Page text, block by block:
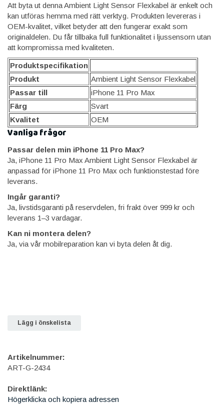
Att byta ut denna Ambient Light Sensor Flexkabel är enkelt och
kan utföras hemma med rätt verktyg. Produkten levereras i
OEM-kvalitet, vilket betyder att den fungerar exakt som
originaldelen. Du får tillbaka full funktionalitet i ljussensorn utan
att kompromissa med kvaliteten.
Produktspecifikation
Produkt
Ambient Light Sensor Flexkabel
Passar till
iPhone 11 Pro Max
Färg
Svart
Kvalitet
OEM
Vanliga frågor
Passar delen min iPhone 11 Pro Max?
Ja, iPhone 11 Pro Max Ambient Light Sensor Flexkabel är
anpassad för iPhone 11 Pro Max och funktionstestad före
leverans.
Ingår garanti?
Ja, livstidsgaranti på reservdelen, fri frakt över 999 kr och
leverans 1–3 vardagar.
Kan ni montera delen?
Ja, via vår mobilreparation kan vi byta delen åt dig.
Lägg i önskelista
Artikelnummer:
ART-G-2434
Direktlänk:
Högerklicka och kopiera adressen